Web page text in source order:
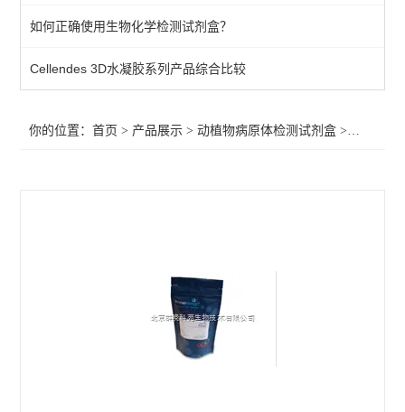
primerdesign水源致病菌检测试剂盒
primerdesign病原体检测试剂试剂盒
primerdesign羊病原体检测试剂盒
primerdesign牛病原体检测试剂盒
如何正确使用生物化学检测试剂盒？
Cellendes 3D水凝胶系列产品综合比较
你的位置：首页 > 产品展示 >动植物病原体检测试剂盒 >